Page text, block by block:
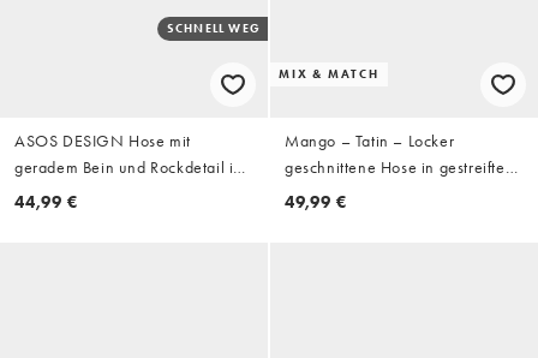
SCHNELL WEG
ASOS DESIGN Hose mit
geradem Bein und Rockdetail in
Leinenoptik mit braun-blauem
44,99 €
MIX & MATCH
Mango – Tatin – Locker
geschnittene Hose in gestreiftem
Gelb, Kombiteil
49,99 €